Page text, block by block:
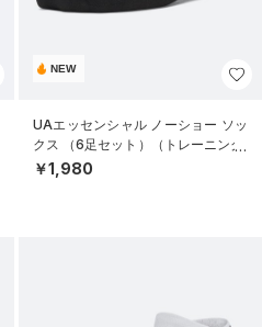
NEW
UAエッセンシャル ノーショー ソッ
クス （6足セット）（トレーニング/
KIDS）
￥1,980